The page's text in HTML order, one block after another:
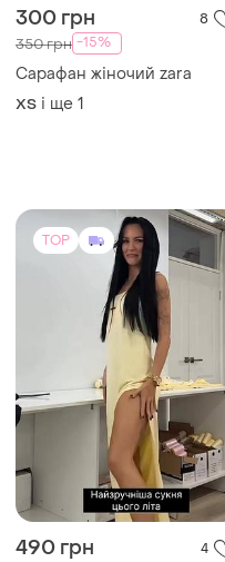
300 грн 8
350 грн -15%
Сарафан жіночий zara
ХS і ще 1
TOP
490 грн
4